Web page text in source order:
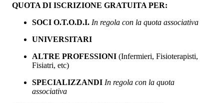
QUOTA DI ISCRIZIONE GRATUITA PER:
SOCI O.T.O.D.I. In regola con la quota associativa
UNIVERSITARI
ALTRE PROFESSIONI (Infermieri, Fisioterapisti,
Fisiatri, etc)
SPECIALIZZANDI In regola con la quota
associativa